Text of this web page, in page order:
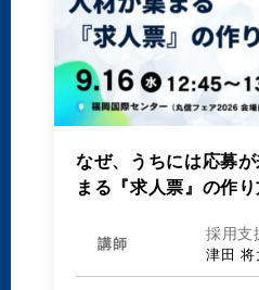
なぜ、うちには応募
まる『求人票』の作
講師
採用支
津田 将